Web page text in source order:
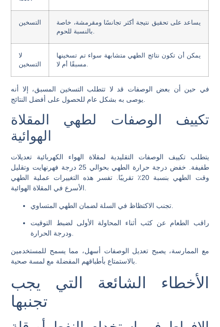
التسخين
يساعد على تحقيق نتيجة أكثر تجانسًا ومقرمشة، خاصة
بالنسبة للحوم.
لا
التسخين
يمكن أن تكون نتائج الطهي متشابهة سواء تم تسخينها
مسبقًا أم لا.
في حين أن بعض الوصفات قد لا تتطلب التسخين المسبق، إلا أنه
تكييف الوصفات لطهي المقلاة
الهوائية
يتطلب تكييف الوصفات التقليدية لمقلاة الهواء الكهربائية تعديلات
طفيفة. خفض درجة حرارة الطهي بحوالي 25 درجة فهرنهايت وتقليل
وقت الطهي بنسبة 20٪ تقريبًا. تفسر هذه التغييرات عملية الطهي
الأسرع في المقلاة الهوائية.
راقب الطعام عن كثب أثناء المحاولة الأولى لضبط التوقيت
ودرجة الحرارة.
مع الممارسة، يصبح تعديل الوصفات أسهل، مما يسمح للمستخدمين
الأخطاء الشائعة التي يجب
تجنبها